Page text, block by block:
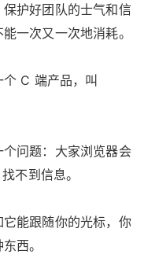
护好团队的士气和信
一次又一次地消耗。
C 端产品，叫
问题：大家浏览器会
不到信息。
能跟随你的光标，你
西。